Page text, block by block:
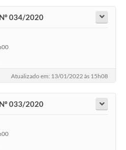
034/2020
Atualizado em: 13/01/2022 às 15h08
033/2020